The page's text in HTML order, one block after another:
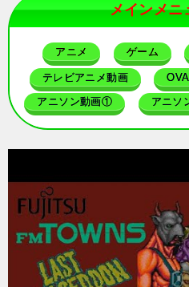
メインメニ
アニメ ゲーム
テレビアニメ動画
アニソン動画① アニソ